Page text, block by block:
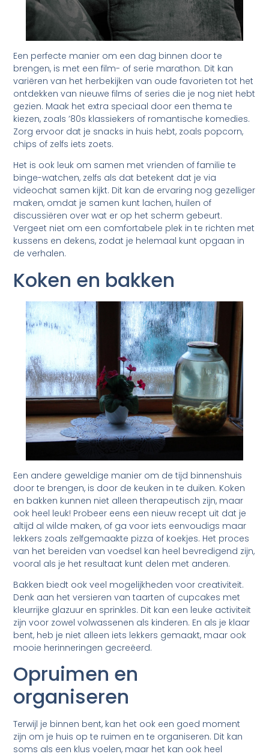
Een perfecte manier om een dag binnen door te
brengen, is met een film- of serie marathon. Dit kan
variëren van het herbekijken van oude favorieten tot het
ontdekken van nieuwe films of series die je nog niet hebt
gezien. Maak het extra speciaal door een thema te
kiezen, zoals ’80s klassiekers of romantische komedies.
Zorg ervoor dat je snacks in huis hebt, zoals popcorn,
chips of zelfs iets zoets.
Het is ook leuk om samen met vrienden of familie te
binge-watchen, zelfs als dat betekent dat je via
videochat samen kijkt. Dit kan de ervaring nog gezelliger
maken, omdat je samen kunt lachen, huilen of
discussiëren over wat er op het scherm gebeurt.
Vergeet niet om een comfortabele plek in te richten met
kussens en dekens, zodat je helemaal kunt opgaan in
de verhalen.
Koken en bakken
Een andere geweldige manier om de tijd binnenshuis
door te brengen, is door de keuken in te duiken. Koken
en bakken kunnen niet alleen therapeutisch zijn, maar
ook heel leuk! Probeer eens een nieuw recept uit dat je
altijd al wilde maken, of ga voor iets eenvoudigs maar
lekkers zoals zelfgemaakte pizza of koekjes. Het proces
van het bereiden van voedsel kan heel bevredigend zijn,
vooral als je het resultaat kunt delen met anderen.
Bakken biedt ook veel mogelijkheden voor creativiteit.
Denk aan het versieren van taarten of cupcakes met
kleurrijke glazuur en sprinkles. Dit kan een leuke activiteit
zijn voor zowel volwassenen als kinderen. En als je klaar
bent, heb je niet alleen iets lekkers gemaakt, maar ook
mooie herinneringen gecreëerd.
Opruimen en
organiseren
Terwijl je binnen bent, kan het ook een goed moment
zijn om je huis op te ruimen en te organiseren. Dit kan
soms als een klus voelen, maar het kan ook heel